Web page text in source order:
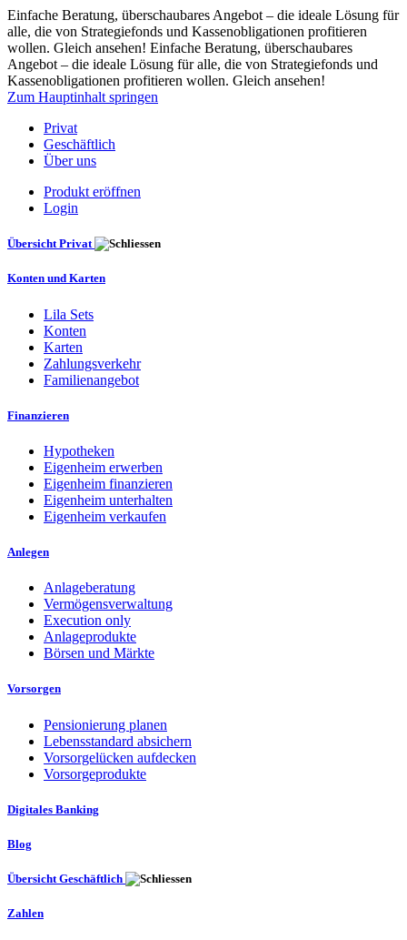
Einfache Beratung, überschaubares Angebot ‒ die ideale Lösung für
alle, die von Strategiefonds und Kassenobligationen profitieren
wollen. Gleich ansehen! Einfache Beratung, überschaubares
Angebot ‒ die ideale Lösung für alle, die von Strategiefonds und
Kassenobligationen profitieren wollen. Gleich ansehen!
Zum Hauptinhalt springen
Privat
Geschäftlich
Über uns
Produkt eröffnen
Login
Übersicht Privat
Konten und Karten
Lila Sets
Konten
Karten
Zahlungsverkehr
Familienangebot
Finanzieren
Hypotheken
Eigenheim erwerben
Eigenheim finanzieren
Eigenheim unterhalten
Eigenheim verkaufen
Anlegen
Anlageberatung
Vermögensverwaltung
Execution only
Anlageprodukte
Börsen und Märkte
Vorsorgen
Pensionierung planen
Lebensstandard absichern
Vorsorgelücken aufdecken
Vorsorgeprodukte
Digitales Banking
Blog
Übersicht Geschäftlich
Zahlen